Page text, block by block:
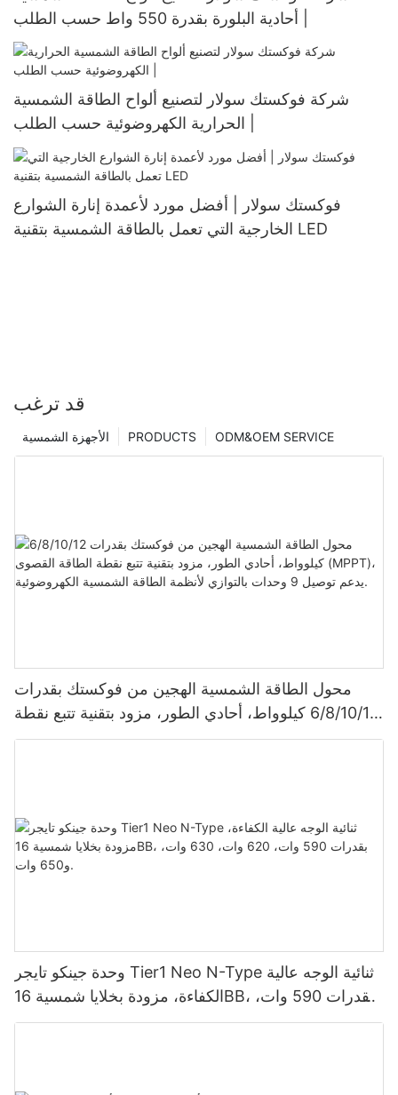
شركة فوكستك سولار لتصنيع ألواح الطاقة الشمسية
فوكستك سولار | أفضل مورد لأعمدة إنارة الشوارع
الخارجية التي تعمل بالطاقة الشمسية بتقنية LED
قد ترغب
ODM&OEM SERVICE
PRODUCTS الأجهزة الشمسية
محول الطاقة الشمسية الهجين من فوكستك بقدرات
6/8/10/12 كيلوواط، أحادي الطور، مزود بتقنية تتبع نقطة
الطاقة القصوى (MPPT)، يدعم توصيل 9 وحدات بالتوازي
وحدة جينكو تايجر Tier1 Neo N-Type ثنائية الوجه عالية
الكفاءة، مزودة بخلايا شمسية 16BB، بقدرات 590 وات،
620 وات، 630 وات، و650 وات.